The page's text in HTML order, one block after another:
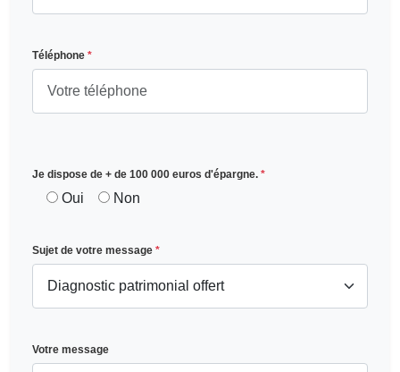
Téléphone *
Je dispose de + de 100 000 euros d'épargne. *
Oui Non
Sujet de votre message *
Votre message